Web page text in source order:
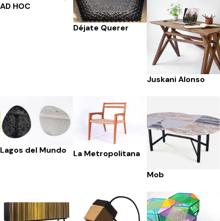
AD HOC
Déjate Querer
Juskani Alonso
Lagos del Mundo La Metropolitana
Mob